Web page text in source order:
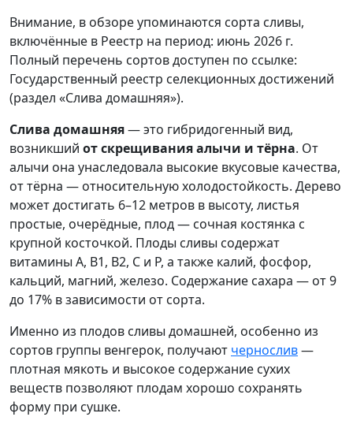
Внимание, в обзоре упоминаются сорта сливы,
включённые в Реестр на период: июнь 2026 г.
Полный перечень сортов доступен по ссылке:
Государственный реестр селекционных достижений
(раздел «Слива домашняя»).
Слива домашняя— это гибридогенный вид,
возникший от скрещивания алычи и тёрна. От
алычи она унаследовала высокие вкусовые качества,
от тёрна — относительную холодостойкость. Дерево
может достигать 6–12 метров в высоту, листья
простые, очерёдные, плод — сочная костянка с
крупной косточкой. Плоды сливы содержат
витамины A, B1, B2, C и P, а также калий, фосфор,
кальций, магний, железо. Содержание сахара — от 9
до 17% в зависимости от сорта.
Именно из плодов сливы домашней, особенно из
сортов группы венгерок, получают чернослив—
плотная мякоть и высокое содержание сухих
веществ позволяют плодам хорошо сохранять
форму при сушке.